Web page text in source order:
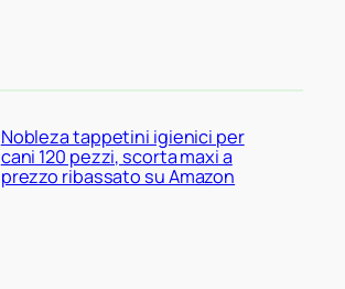
Nobleza tappetini igienici per
cani 120 pezzi, scorta maxi a
prezzo ribassato su Amazon